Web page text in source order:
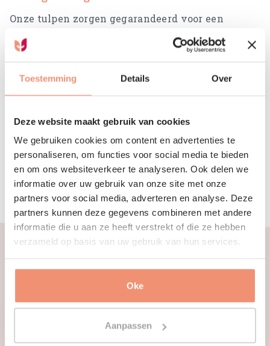
Toestemming Details Over
Deze website maakt gebruik van cookies
We gebruiken cookies om content en advertenties te
personaliseren, om functies voor social media te bieden
en om ons websiteverkeer te analyseren. Ook delen we
informatie over uw gebruik van onze site met onze
partners voor social media, adverteren en analyse. Deze
partners kunnen deze gegevens combineren met andere
informatie die u aan ze heeft verstrekt of die ze hebben
verzameld op basis van uw gebruik van hun services.
Oke
Aanpassen
Onze tulpen zorgen gegarandeerd voor een
glimlach op het gezicht van de ontvanger!
Dé Tulpen cadeaushop
Tulpenliefhebbers kunnen hun hart luchten.
Tulpenonline.nl is de tulpen cadeau shop, met
voor ieder wat wils!
Iets anders dan Roze tulpen?